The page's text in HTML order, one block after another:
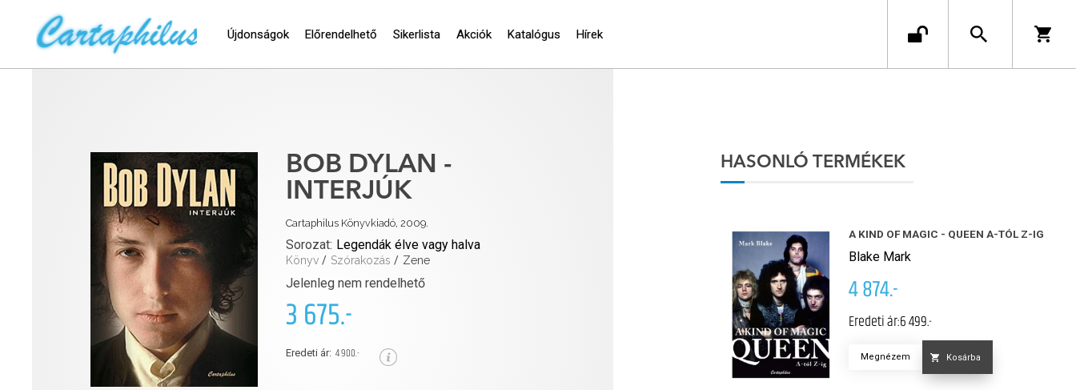
Újdonságok Előrendelhető Sikerlista Akciók Katalógus Hírek
BOB DYLAN -
INTERJÚK
Cartaphilus Könyvkiadó, 2009.
Sorozat: Legendák élve vagy halva
Könyv / Szórakozás / Zene
Jelenleg nem rendelhető
3 675.-
Eredeti ár: 4 900.-
HASONLÓ TERMÉKEK
A KIND OF MAGIC - QUEEN A-TÓL Z-IG
Blake Mark
4 874.-
Eredeti ár:6 499.-
Megnézem Kosárba